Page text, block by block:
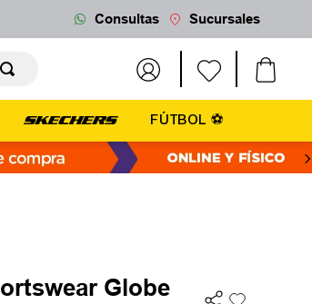
Consultas Sucursales
FÚTBOL ⚽
Globe